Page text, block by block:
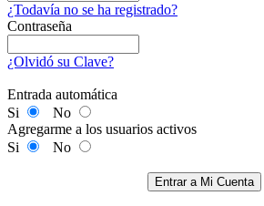
¿Todavía no se ha registrado?
Contraseña
¿Olvidó su Clave?
Entrada automática
Si
No
Agregarme a los usuarios activos
Si
No
Entrar a Mi Cuenta